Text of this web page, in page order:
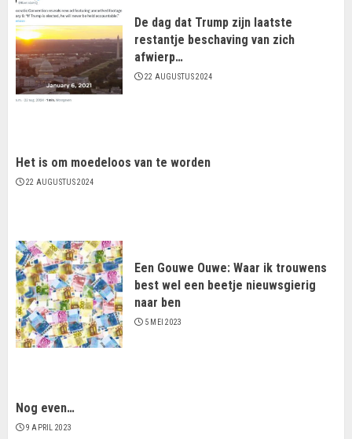
De dag dat Trump zijn laatste
restantje beschaving van zich
afwierp…
22 AUGUSTUS 2024
Het is om moedeloos van te worden
22 AUGUSTUS 2024
Een Gouwe Ouwe: Waar ik trouwens
best wel een beetje nieuwsgierig
naar ben
5 MEI 2023
Nog even…
9 APRIL 2023